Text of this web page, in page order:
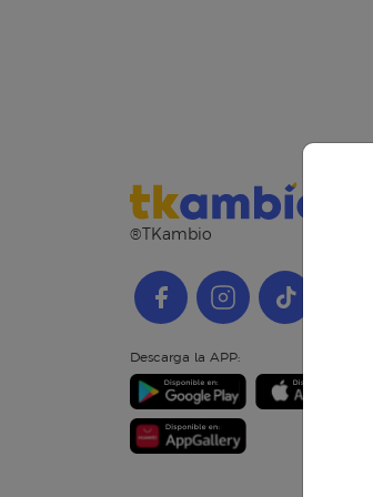
®TKambio
Descarga la APP: